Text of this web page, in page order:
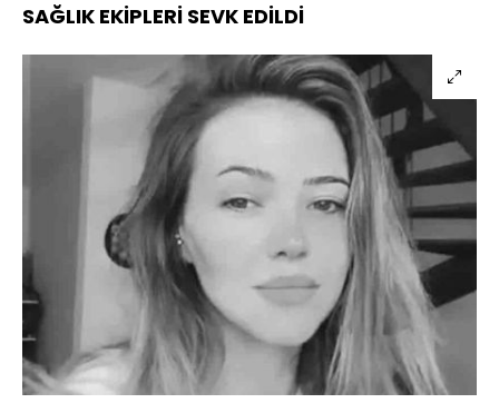
SAĞLIK EKİPLERİ SEVK EDİLDİ